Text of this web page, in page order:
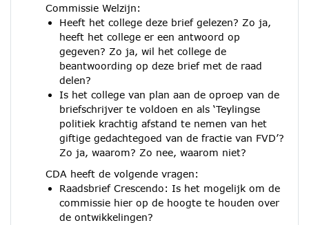
Commissie Welzijn:
Heeft het college deze brief gelezen? Zo ja,
heeft het college er een antwoord op
gegeven? Zo ja, wil het college de
beantwoording op deze brief met de raad
delen?
Is het college van plan aan de oproep van de
briefschrijver te voldoen en als ‘Teylingse
politiek krachtig afstand te nemen van het
giftige gedachtegoed van de fractie van FVD’?
Zo ja, waarom? Zo nee, waarom niet?
CDA heeft de volgende vragen:
Raadsbrief Crescendo: Is het mogelijk om de
commissie hier op de hoogte te houden over
de ontwikkelingen?